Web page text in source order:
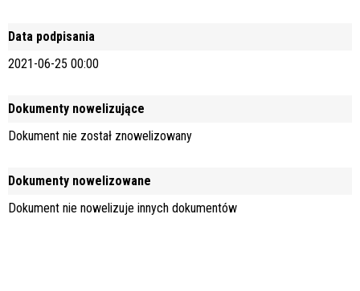
Data podpisania
2021-06-25 00:00
Dokumenty nowelizujące
Dokument nie został znowelizowany
Dokumenty nowelizowane
Dokument nie nowelizuje innych dokumentów